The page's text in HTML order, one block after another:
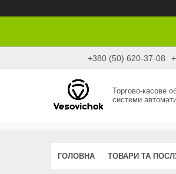
+380 (50) 620-37-08
Торгово-касове
системи
ГОЛОВНА ТОВАРИ ТА